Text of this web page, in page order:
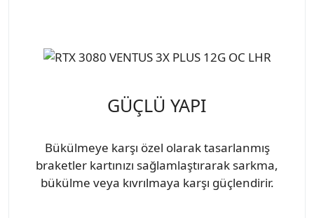
GÜÇLÜ YAPI
Bükülmeye karşı özel olarak tasarlanmış
braketler kartınızı sağlamlaştırarak sarkma,
bükülme veya kıvrılmaya karşı güçlendirir.